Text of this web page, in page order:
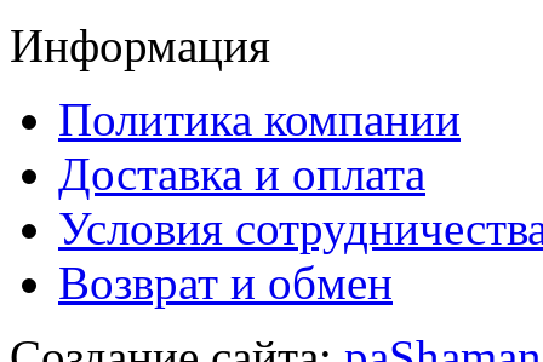
Информация
Политика компании
Доставка и оплата
Условия
Возврат и обмен